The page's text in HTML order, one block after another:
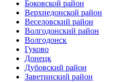
Боковской район
Верхнедонской район
Веселовский район
Волгодонский район
Волгодонск
Гуково
Донецк
Дубовский район
Заветинский район